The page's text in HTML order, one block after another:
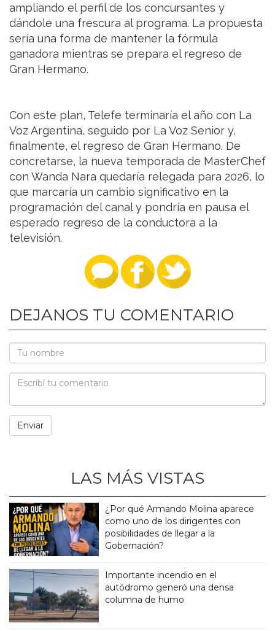
ampliando el perfil de los concursantes y
dándole una frescura al programa. La propuesta
sería una forma de mantener la fórmula
ganadora mientras se prepara el regreso de
Gran Hermano.
Con este plan, Telefe terminaría el año con La
Voz Argentina, seguido por La Voz Senior y,
finalmente, el regreso de Gran Hermano. De
concretarse, la nueva temporada de MasterChef
con Wanda Nara quedaría relegada para 2026, lo
que marcaría un cambio significativo en la
programación del canal y pondría en pausa el
esperado regreso de la conductora a la
televisión.
DEJANOS TU COMENTARIO
LAS MÁS VISTAS
¿Por qué Armando Molina aparece
como uno de los dirigentes con
posibilidades de llegar a la
Gobernación?
Importante incendio en el
autódromo generó una densa
columna de humo